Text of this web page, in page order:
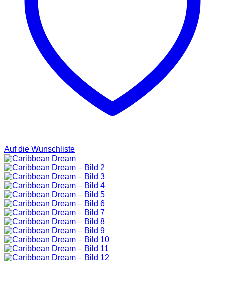
Auf die Wunschliste